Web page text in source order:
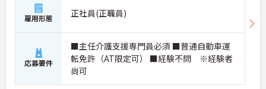
雇用形態 正社員(正職員)
応募要件
■主任介護支援専門員必須 ■普通自動車運
転免許（AT限定可） ■経験不問 ※経験者
尚可